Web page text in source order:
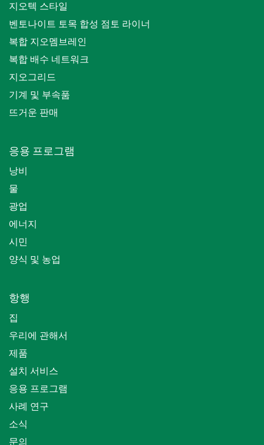
지오텍 스타일
벤토나이트 토목 합성 점토 라이너
복합 지오멤브레인
복합 배수 네트워크
지오그리드
기계 및 부속품
뜨거운 판매
응용 프로그램
낭비
물
광업
에너지
시민
양식 및 농업
항행
집
우리에 관해서
제품
설치 서비스
응용 프로그램
사례 연구
소식
문의